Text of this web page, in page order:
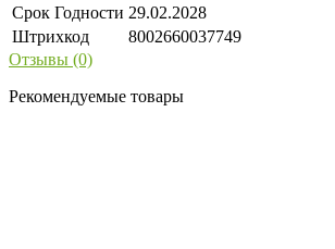
Срок Годности 29.02.2028
Штрихкод
8002660037749
Отзывы (0)
Рекомендуемые товары